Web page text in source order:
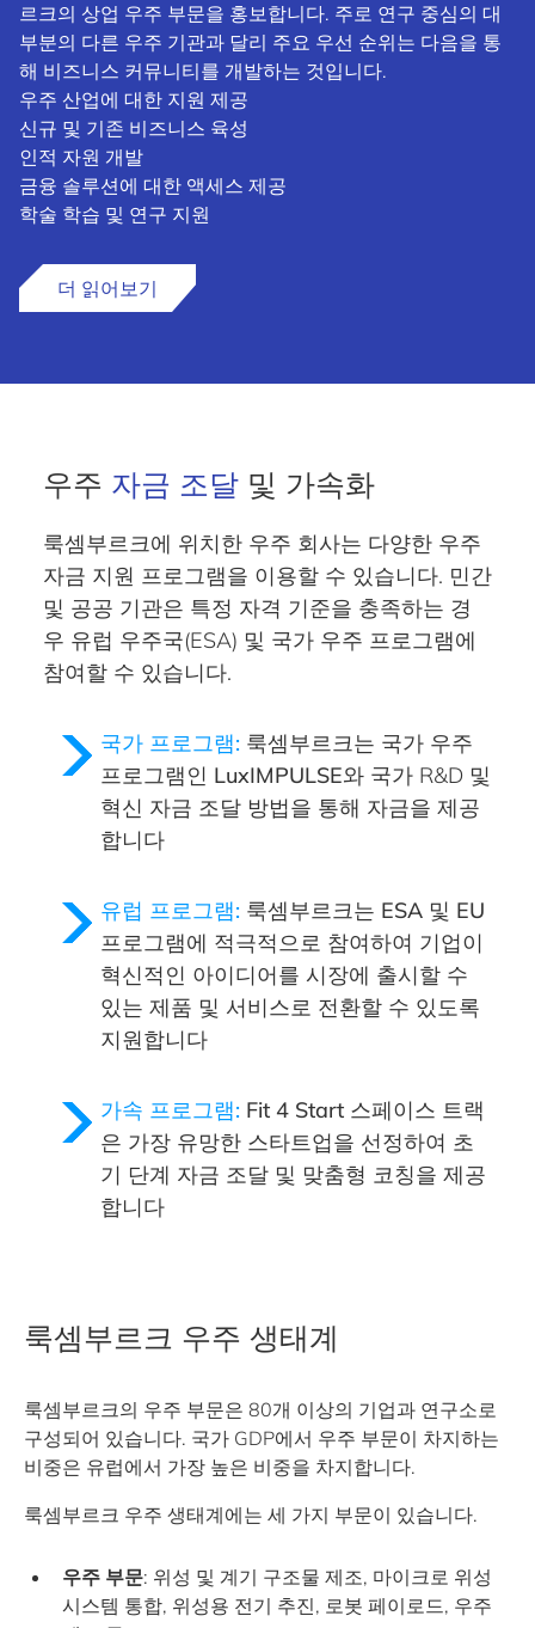
르크의 상업 우주 부문을 홍보합니다. 주로 연구 중심의 대
부분의 다른 우주 기관과 달리 주요 우선 순위는 다음을 통
해 비즈니스 커뮤니티를 개발하는 것입니다.
우주 산업에 대한 지원 제공
신규 및 기존 비즈니스 육성
인적 자원 개발
금융 솔루션에 대한 액세스 제공
학술 학습 및 연구 지원
더 읽어보기
우주 자금 조달 및 가속화
룩셈부르크에 위치한 우주 회사는 다양한 우주
자금 지원 프로그램을 이용할 수 있습니다. 민간
및 공공 기관은 특정 자격 기준을 충족하는 경
우 유럽 우주국(ESA) 및 국가 우주 프로그램에
참여할 수 있습니다.
국가 프로그램: 룩셈부르크는 국가 우주
프로그램인 LuxIMPULSE와 국가 R&D 및
혁신 자금 조달 방법을 통해 자금을 제공
합니다
유럽 프로그램: 룩셈부르크는 ESA 및 EU
프로그램에 적극적으로 참여하여 기업이
혁신적인 아이디어를 시장에 출시할 수
있는 제품 및 서비스로 전환할 수 있도록
지원합니다
가속 프로그램: Fit 4 Start 스페이스 트랙
은 가장 유망한 스타트업을 선정하여 초
기 단계 자금 조달 및 맞춤형 코칭을 제공
합니다
룩셈부르크 우주 생태계
룩셈부르크의 우주 부문은 80개 이상의 기업과 연구소로
구성되어 있습니다. 국가 GDP에서 우주 부문이 차지하는
비중은 유럽에서 가장 높은 비중을 차지합니다.
룩셈부르크 우주 생태계에는 세 가지 부문이 있습니다.
우주 부문: 위성 및 계기 구조물 제조, 마이크로 위성
시스템 통합, 위성용 전기 추진, 로봇 페이로드, 우주